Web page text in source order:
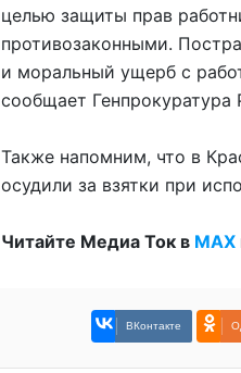
целью защиты прав
противозаконными.
и моральный ущерб с
сообщает Генпрокуратура
Также напомним, что в
осудили за взятки при
Читайте Медиа Ток в МАХ
ВКонтакте